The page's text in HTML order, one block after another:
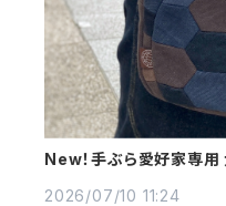
New！手ぶら愛好家専用
2026/07/10 11:24